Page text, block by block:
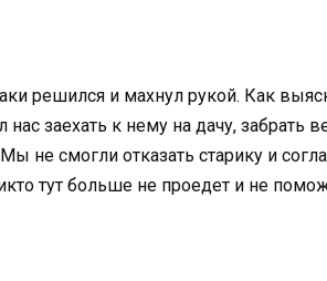
решился и махнул рукой. Как
нас заехать к нему на дачу, забрать
не смогли отказать старику и
тут больше не проедет и не